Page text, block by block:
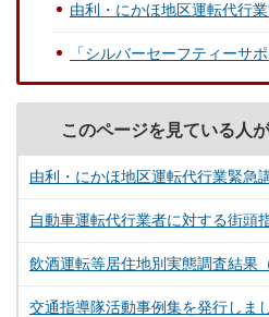
由利・にかほ地区運転代行
「シルバーセーフティーサ
このページを見ている人
由利・にかほ地区運転代行業緊急
自動車運転代行業者に対する街頭
飲酒運転等居住地別実態調査結果
交通指導隊活動事例集を発行しま